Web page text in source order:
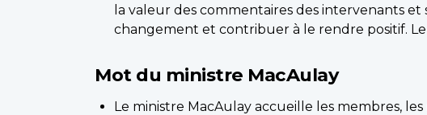
la valeur des commentaires des intervenants
changement et contribuer à le rendre positif.
Mot du ministre MacAulay
Le ministre MacAulay accueille les membres,